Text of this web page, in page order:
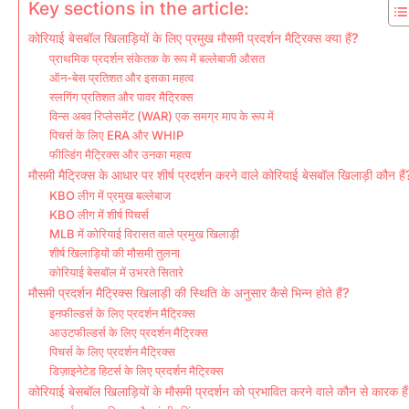
Key sections in the article:
कोरियाई बेसबॉल खिलाड़ियों के लिए प्रमुख मौसमी प्रदर्शन मैट्रिक्स क्या हैं?
प्राथमिक प्रदर्शन संकेतक के रूप में बल्लेबाजी औसत
ऑन-बेस प्रतिशत और इसका महत्व
स्लगिंग प्रतिशत और पावर मैट्रिक्स
विन्स अबव रिप्लेसमेंट (WAR) एक समग्र माप के रूप में
पिचर्स के लिए ERA और WHIP
फील्डिंग मैट्रिक्स और उनका महत्व
मौसमी मैट्रिक्स के आधार पर शीर्ष प्रदर्शन करने वाले कोरियाई बेसबॉल खिलाड़ी कौन
KBO लीग में प्रमुख बल्लेबाज
KBO लीग में शीर्ष पिचर्स
MLB में कोरियाई विरासत वाले प्रमुख खिलाड़ी
शीर्ष खिलाड़ियों की मौसमी तुलना
कोरियाई बेसबॉल में उभरते सितारे
मौसमी प्रदर्शन मैट्रिक्स खिलाड़ी की स्थिति के अनुसार कैसे भिन्न होते हैं?
इनफील्डर्स के लिए प्रदर्शन मैट्रिक्स
आउटफील्डर्स के लिए प्रदर्शन मैट्रिक्स
पिचर्स के लिए प्रदर्शन मैट्रिक्स
डिज़ाइनेटेड हिटर्स के लिए प्रदर्शन मैट्रिक्स
कोरियाई बेसबॉल खिलाड़ियों के मौसमी प्रदर्शन को प्रभावित करने वाले कौन से कारक